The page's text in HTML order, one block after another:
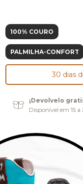
100% COURO
PALMILHA-CONFORT
30 dias
¡Devolvelo
Disponível em 15 a